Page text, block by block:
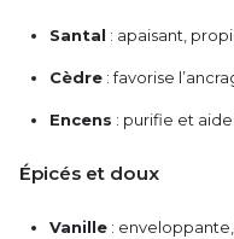
Santal : apaisant,
Cèdre : favorise
Encens : purifie et
Épicés et doux
Vanille :